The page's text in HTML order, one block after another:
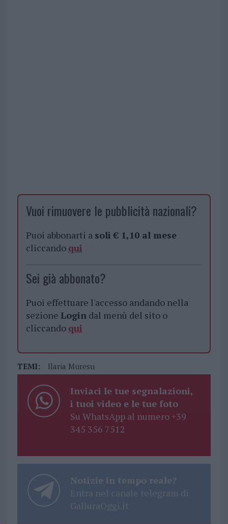
Vuoi rimuovere le pubblicità nazionali?
Puoi abbonarti a soli € 1,10 al mese
cliccando qui
Sei già abbonato?
Puoi effettuare l'accesso andando nella
sezione Logindal menù del sito o
cliccando qui
TEMI: Ilaria Muresu
Inviaci le tue segnalazioni,
i tuoi video e le tue foto
Su WhatsApp al numero +39
345 356 7512
Notizie in tempo reale?
Entra nel canale telegram di
GalluraOggi.it